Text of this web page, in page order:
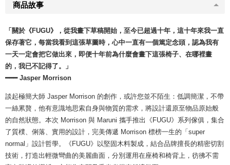
商品故事
「關於《FUGU》，從我畫下草稿開始，至今已超過十年，這十年來我一直
保存著它，每當我看到這張草圖時，心中一直有一個篤定念頭，認為我有
一天一定會把它做出來，即便十年前為什麼會畫下這張椅子、在哪裡畫
的，我已不記得了。」
━━━ Jasper Morrison
談起極簡大師 Jasper Morrison 的創作，或許您並不陌生：低調簡潔，不帶
一絲累贅，他有意識地思索自身與物質的需求，將設計還原至物品原始般
的自然狀態。本次 Morrison 與 Maruni 攜手推出《FUGU》系列傢俱，集合
了質樸、俐落、實用的設計，完美傳遞 Morrison 標榜一生的「super
normal」設計哲學。《FUGU》以堅固木料製成，結合品牌擅長的精密切割
技術，打造出輕微彎曲的美麗曲面，分別運用在座椅和椅背上，彷彿不需